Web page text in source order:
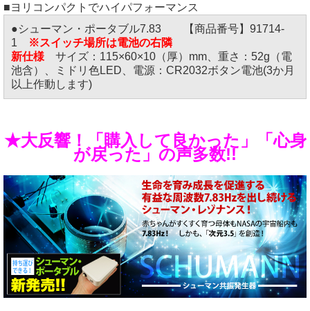
■ヨリコンパクトでハイパフォーマンス
●シューマン・ポータブル7.83 【商品番号】91714-
1
※スイッチ場所は電池の右隣
新仕様 サイズ：115×60×10（厚）mm、重さ：52g（電
池含）、ミドリ色LED、電源：CR2032ボタン電池(3か月
以上作動します)
★大反響！「購入して良かった」「心身
が戻った」の声多数!!